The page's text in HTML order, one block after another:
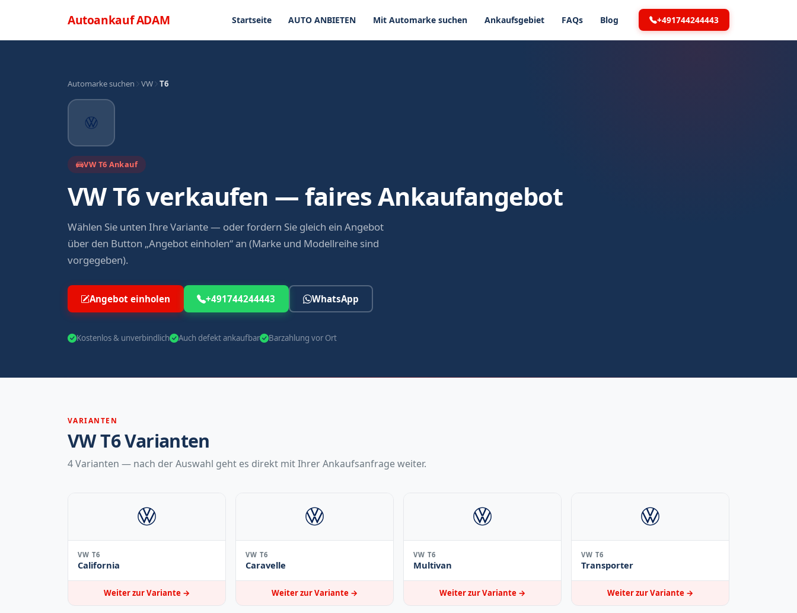
AutoankaufADAM Menü
Startseite AUTO ANBIETEN Mit Automarke suchen Ankaufsgebiet FAQs Blog +491744244443
Automarke suchen VW T6
VW T6 Ankauf
VW T6 verkaufen — faires Ankaufangebot
Wählen Sie unten Ihre Variante — oder fordern Sie gleich ein Angebot
über den Button „Angebot einholen“ an (Marke und Modellreihe sind
vorgegeben).
Angebot einholen +491744244443 WhatsApp
Kostenlos & unverbindlich Auch defekt ankaufbar Barzahlung vor Ort
VARIANTEN
VW T6 Varianten
4 Varianten — nach der Auswahl geht es direkt mit Ihrer Ankaufsanfrage weiter.
VW T6
California
Weiter zur Variante →
VW T6
Caravelle
Weiter zur Variante →
VW T6
Multivan
Weiter zur Variante →
VW T6
Transporter
Weiter zur Variante →